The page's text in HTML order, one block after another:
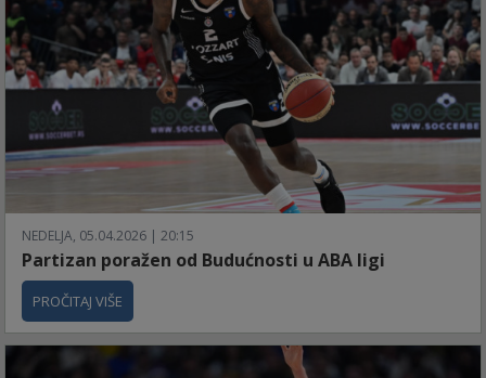
NEDELJA, 05.04.2026 | 20:15
Partizan poražen od Budućnosti u ABA ligi
PROČITAJ VIŠE